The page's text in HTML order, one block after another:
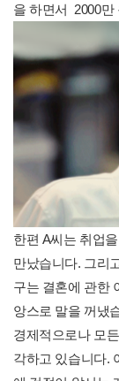
을 하면서 2000만
한편 A씨는 취업
만났습니다. 그리
구는 결혼에 관한
앙스로 말을 꺼냈
경제적으로나 모
각하고 있습니다.